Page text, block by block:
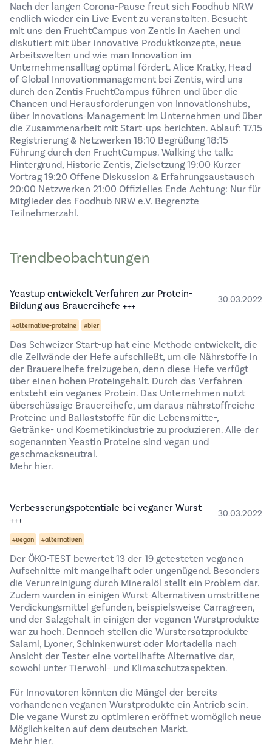
Nach der langen Corona-Pause freut sich Foodhub NRW
endlich wieder ein Live Event zu veranstalten. Besucht
mit uns den FruchtCampus von Zentis in Aachen und
diskutiert mit über innovative Produktkonzepte, neue
Arbeitswelten und wie man Innovation im
Unternehmensalltag optimal fördert. Alice Kratky, Head
of Global Innovationmanagement bei Zentis, wird uns
durch den Zentis FruchtCampus führen und über die
Chancen und Herausforderungen von Innovationshubs,
über Innovations-Management im Unternehmen und über
die Zusammenarbeit mit Start-ups berichten. Ablauf: 17.15
Registrierung & Netzwerken 18:10 Begrüßung 18:15
Führung durch den FruchtCampus. Walking the talk:
Hintergrund, Historie Zentis, Zielsetzung 19:00 Kurzer
Vortrag 19:20 Offene Diskussion & Erfahrungsaustausch
20:00 Netzwerken 21:00 Offizielles Ende Achtung: Nur für
Mitglieder des Foodhub NRW e.V. Begrenzte
Teilnehmerzahl.
Trendbeobachtungen
Yeastup entwickelt Verfahren zur Protein-
Bildung aus Brauereihefe +++
30.03.2022
#alternative-proteine #bier
Das Schweizer Start-up hat eine Methode entwickelt, die
die Zellwände der Hefe aufschließt, um die Nährstoffe in
der Brauereihefe freizugeben, denn diese Hefe verfügt
über einen hohen Proteingehalt. Durch das Verfahren
entsteht ein veganes Protein. Das Unternehmen nutzt
überschüssige Brauereihefe, um daraus nährstoffreiche
Proteine und Ballaststoffe für die Lebensmitte-,
Getränke- und Kosmetikindustrie zu produzieren. Alle der
sogenannten Yeastin Proteine sind vegan und
geschmacksneutral.
Mehr hier.
Verbesserungspotentiale bei veganer Wurst
+++
30.03.2022
#vegan #alternativen
Der ÖKO-TEST bewertet 13 der 19 getesteten veganen
Aufschnitte mit mangelhaft oder ungenügend. Besonders
die Verunreinigung durch Mineralöl stellt ein Problem dar.
Zudem wurden in einigen Wurst-Alternativen umstrittene
Verdickungsmittel gefunden, beispielsweise Carragreen,
und der Salzgehalt in einigen der veganen Wurstprodukte
war zu hoch. Dennoch stellen die Wurstersatzprodukte
Salami, Lyoner, Schinkenwurst oder Mortadella nach
Ansicht der Tester eine vorteilhafte Alternative dar,
sowohl unter Tierwohl- und Klimaschutzaspekten.
Für Innovatoren könnten die Mängel der bereits
vorhandenen veganen Wurstprodukte ein Antrieb sein.
Die vegane Wurst zu optimieren eröffnet womöglich neue
Möglichkeiten auf dem deutschen Markt.
Mehr hier.